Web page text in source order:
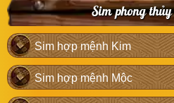
Sim phong
Sim hợp mệnh Kim
Sim hợp mệnh Mộc